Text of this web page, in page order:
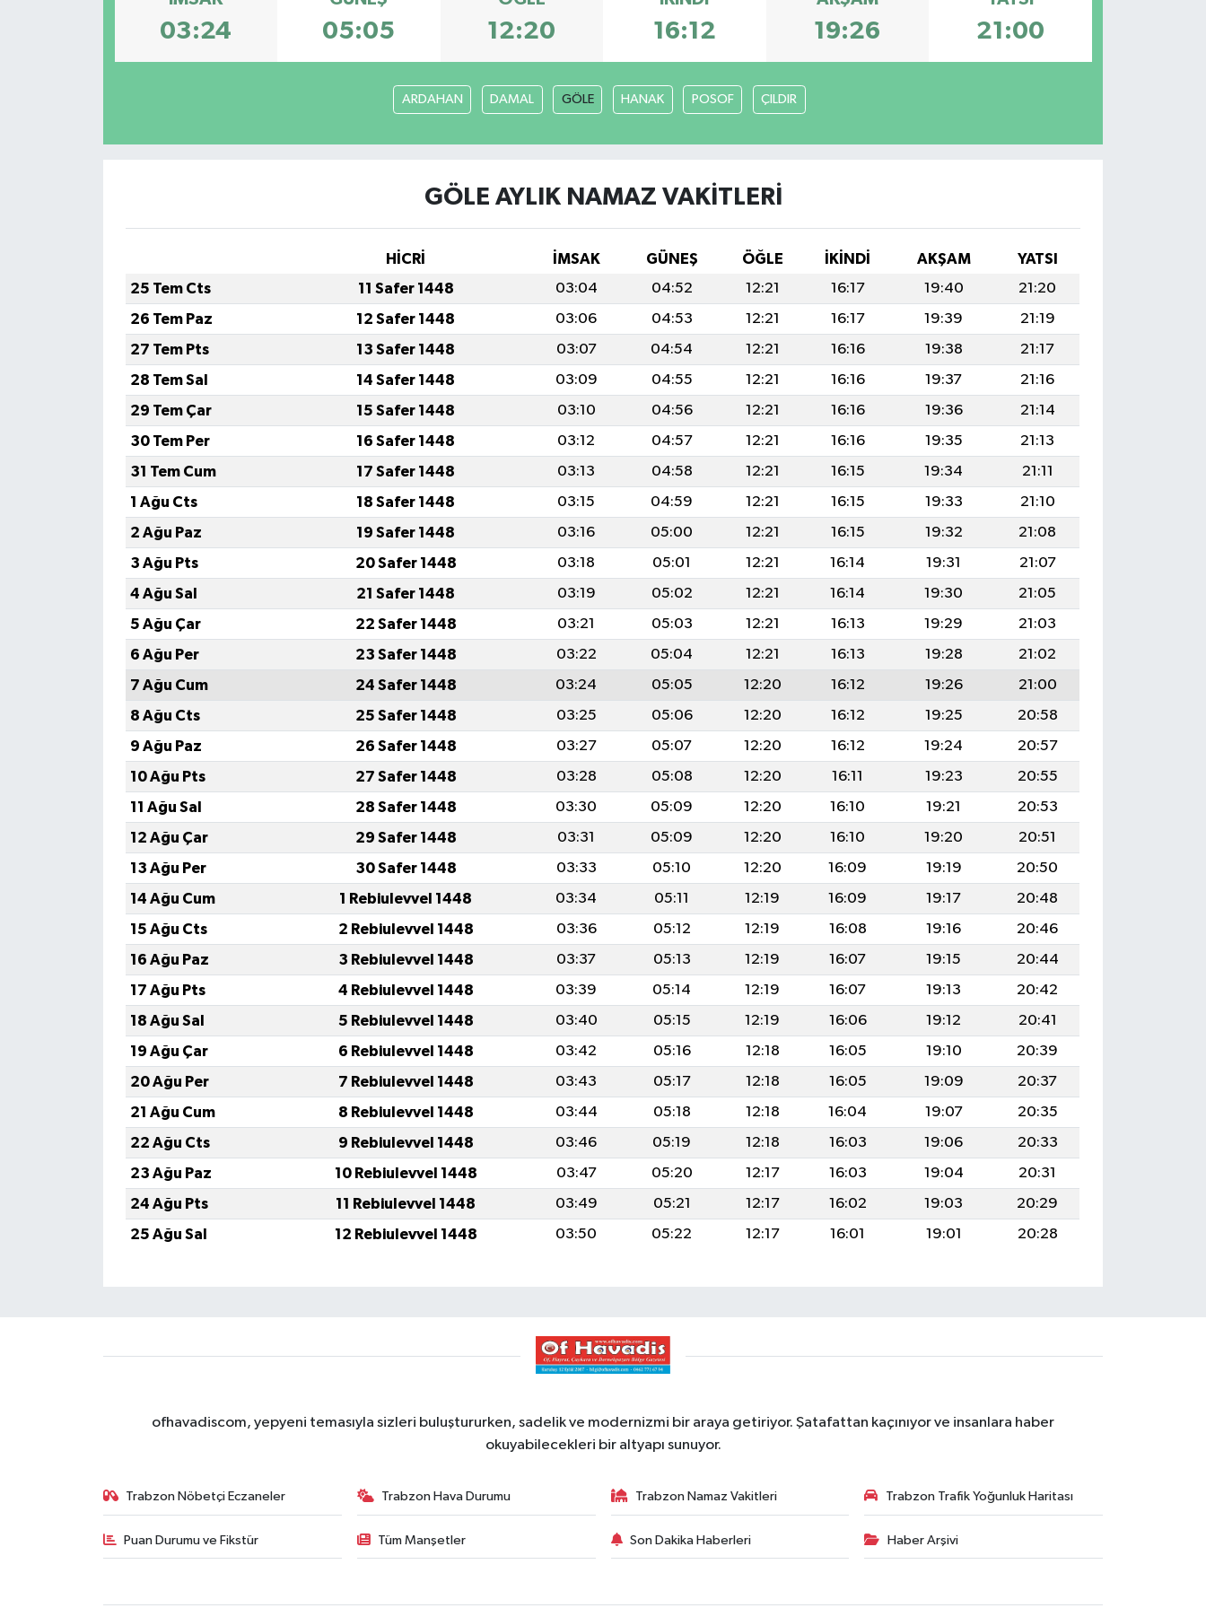
03:24 05:05 12:20 16:12 19:26 21:00
ARDAHAN DAMAL GÖLE HANAK POSOF ÇILDIR
GÖLE AYLIK NAMAZ VAKITLERI
HİCRİ İMSAK GÜNEŞ ÖĞLE İKINDI AKŞAM
YATSI
25 Tem Cts
11 Safer 1448 03:04 04:52 12:21 16:17 19:40
21:20
26 Tem Paz
12 Safer 1448 03:06 04:53 12:21 16:17 19:39
21:19
27 Tem Pts
13 Safer 1448 03:07 04:54 12:21 16:16 19:38
21:17
28 Tem Sal
14 Safer 1448 03:09 04:55 12:21 16:16 19:37
21:16
29 Tem Çar
15 Safer 1448 03:10 04:56 12:21 16:16 19:36
21:14
30 Tem Per
16 Safer 1448 03:12 04:57 12:21 16:16 19:35
21:13
31 Tem Cum
17 Safer 1448 03:13 04:58 12:21 16:15 19:34
21:11
1 Ağu Cts
18 Safer 1448 03:15 04:59 12:21 16:15 19:33
21:10
2 Ağu Paz
19 Safer 1448 03:16 05:00 12:21 16:15 19:32
21:08
3 Ağu Pts
20 Safer 1448 03:18 05:01 12:21 16:14 19:31
21:07
4 Ağu Sal
21 Safer 1448 03:19 05:02 12:21 16:14 19:30
21:05
5 Ağu Çar
22 Safer 1448 03:21 05:03 12:21 16:13 19:29
21:03
6 Ağu Per
23 Safer 1448 03:22 05:04 12:21 16:13 19:28
21:02
7 Ağu Cum
24 Safer 1448 03:24 05:05 12:20 16:12 19:26
21:00
8 Ağu Cts
25 Safer 1448 03:25 05:06 12:20 16:12 19:25
20:58
9 Ağu Paz
26 Safer 1448 03:27 05:07 12:20 16:12 19:24
20:57
10 Ağu Pts
27 Safer 1448 03:28 05:08 12:20 16:11 19:23
20:55
11 Ağu Sal
28 Safer 1448 03:30 05:09 12:20 16:10 19:21
20:53
12 Ağu Çar
29 Safer 1448 03:31 05:09 12:20 16:10 19:20
20:51
13 Ağu Per
30 Safer 1448 03:33 05:10 12:20 16:09 19:19
20:50
14 Ağu Cum
1 Rebiulevvel 1448 03:34 05:11 12:19 16:09 19:17
20:48
15 Ağu Cts
2 Rebiulevvel 1448 03:36 05:12 12:19 16:08 19:16
20:46
16 Ağu Paz
3 Rebiulevvel 1448 03:37 05:13 12:19 16:07 19:15
20:44
17 Ağu Pts
4 Rebiulevvel 1448 03:39 05:14 12:19 16:07 19:13
20:42
18 Ağu Sal
5 Rebiulevvel 1448 03:40 05:15 12:19 16:06 19:12
20:41
19 Ağu Çar
6 Rebiulevvel 1448 03:42 05:16 12:18 16:05 19:10
20:39
20 Ağu Per
7 Rebiulevvel 1448 03:43 05:17 12:18 16:05 19:09
20:37
21 Ağu Cum
8 Rebiulevvel 1448 03:44 05:18 12:18 16:04 19:07
20:35
22 Ağu Cts
9 Rebiulevvel 1448 03:46 05:19 12:18 16:03 19:06
20:33
23 Ağu Paz
10 Rebiulevvel 1448 03:47 05:20 12:17 16:03 19:04
20:31
24 Ağu Pts
11 Rebiulevvel 1448 03:49 05:21 12:17 16:02 19:03
20:29
25 Ağu Sal
12 Rebiulevvel 1448 03:50 05:22 12:17 16:01 19:01 20:28
ofhavadiscom, yepyeni temasıyla sizleri buluştururken, sadelik ve modernizmi bir araya getiriyor. Şatafattan kaçınıyor ve insanlara haber
okuyabilecekleri bir altyapı sunuyor.
Trabzon Nöbetçi Eczaneler Trabzon Hava Durumu Trabzon Namaz Vakitleri Trabzon Trafik Yoğunluk Haritası
Puan Durumu ve Fikstür Tüm Manşetler Son Dakika Haberleri Haber Arşivi